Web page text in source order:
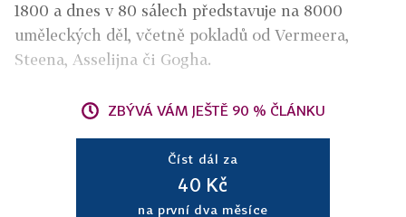
1800 a dnes v 80 sálech představuje na 8000
uměleckých děl, včetně pokladů od Vermeera,
Steena, Asselijna či Gogha.
ZBÝVÁ VÁM JEŠTĚ 90 % ČLÁNKU
Číst dál za
40 Kč
na první dva měsíce